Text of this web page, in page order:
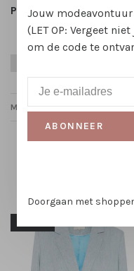
Patroon: Effen
MAATTABELLEN
Jouw
(LET OP: Vergeet
om de code te
ABONNEER
Doorgaan met